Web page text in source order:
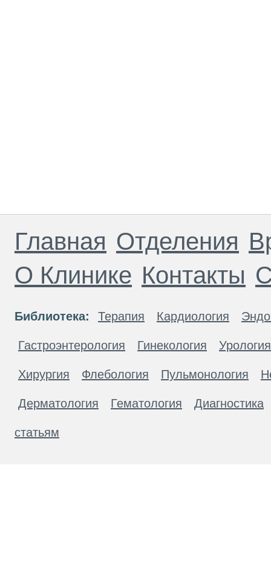
Главная Отделения
О Клинике Контакты
Библиотека: Терапия Кардиология
Гастроэнтерология Гинекология Урология
Хирургия Флебология Пульмонология
Дерматология Гематология Диагностика
статьям